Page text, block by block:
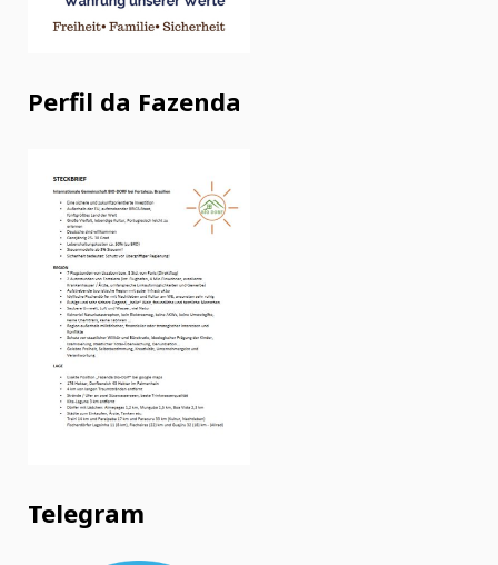
Perfil da Fazenda
Telegram